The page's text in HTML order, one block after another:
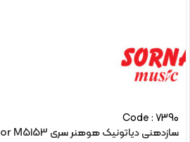
Code : 7390
سازدهنی دیاتونیک هوهنر سری happy color M5153 (سبز)